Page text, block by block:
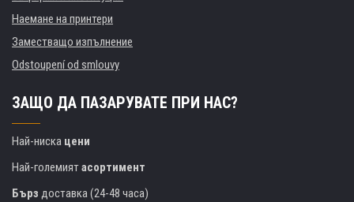
Наемане на принтери
Заместващо изпълнение
Odstoupení od smlouvy
ЗАЩО ДА ПАЗАРУВАТЕ ПРИ НАС?
Най-ниска цени
Най-големиятасортимент
Бърз доставка (24-48 часа)